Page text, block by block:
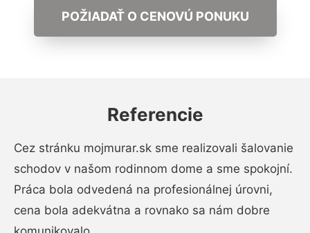
POŽIADAŤ O CENOVÚ PONUKU
Referencie
Cez stránku mojmurar.sk sme realizovali šalovanie
schodov v našom rodinnom dome a sme spokojní.
Práca bola odvedená na profesionálnej úrovni,
cena bola adekvátna a rovnako sa nám dobre